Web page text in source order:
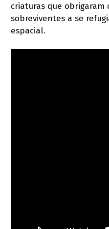
criaturas que obrigaram
sobreviventes a se
espacial.